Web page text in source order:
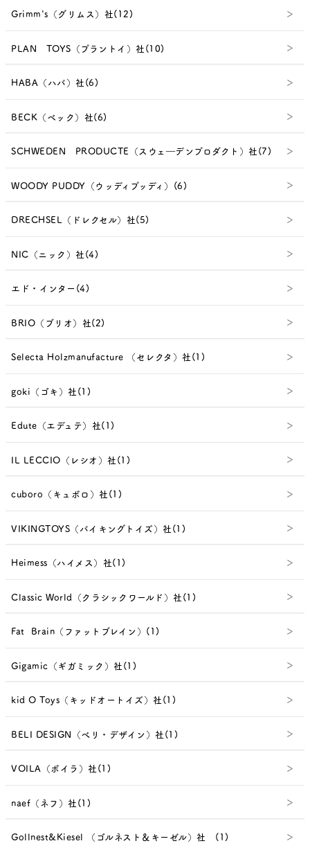
Grimm's（グリムス）社(12)
PLAN TOYS（プラントイ）社(10)
HABA（ハバ）社(6)
BECK（ベック）社(6)
SCHWEDEN PRODUCTE（スウェ―デンプロダクト）社(7)
WOODY PUDDY（ウッディプッディ）(6)
DRECHSEL（ドレクセル）社(5)
NIC（ニック）社(4)
エド・インター(4)
BRIO（ブリオ）社(2)
Selecta Holzmanufacture （セレクタ）社(1)
goki（ゴキ）社(1)
Edute（エデュテ）社(1)
IL LECCIO（レシオ）社(1)
cuboro（キュボロ）社(1)
VIKINGTOYS（バイキングトイズ）社(1)
Heimess（ハイメス）社(1)
Classic World（クラシックワールド）社(1)
Fat Brain（ファットブレイン）(1)
Gigamic（ギガミック）社(1)
kid O Toys（キッドオートイズ）社(1)
BELI DESIGN（べリ・デザイン）社(1)
VOILA（ボイラ）社(1)
naef（ネフ）社(1)
Gollnest&Kiesel （ゴルネスト＆キーゼル）社 (1)